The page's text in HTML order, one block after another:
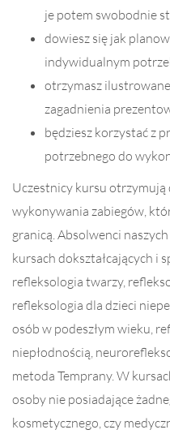
je potem swobodnie
dowiesz się jak
indywidualnym
otrzymasz
zagadnienia
będziesz korzystać z
potrzebnego do
Uczestnicy kursu
wykonywania zabiegów,
granicą. Absolwenci
kursach dokształcających i
refleksologia twarzy,
refleksologia dla dzieci
osób w podeszłym wieku,
niepłodnością,
metoda Temprany. W
osoby nie posiadające
kosmetycznego, czy